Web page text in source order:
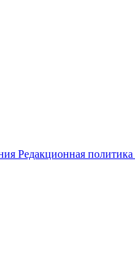
Редакционная политика